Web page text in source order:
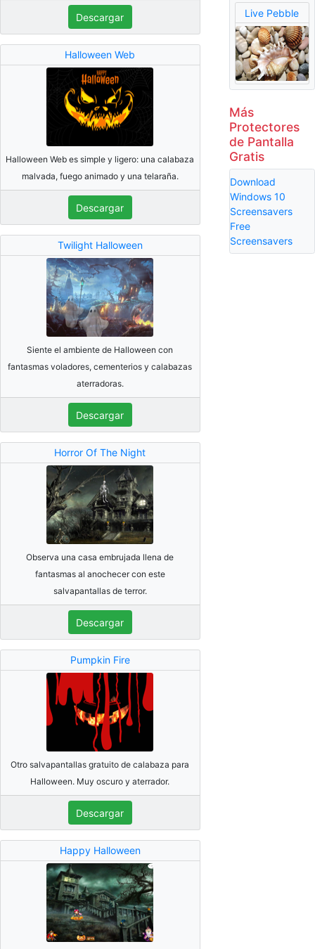
Descargar
Halloween Web
Halloween Web es simple y ligero: una calabaza
malvada, fuego animado y una telaraña.
Descargar
Twilight Halloween
Siente el ambiente de Halloween con
fantasmas voladores, cementerios y calabazas
aterradoras.
Descargar
Horror Of The Night
Observa una casa embrujada llena de
fantasmas al anochecer con este
salvapantallas de terror.
Descargar
Pumpkin Fire
Otro salvapantallas gratuito de calabaza para
Halloween. Muy oscuro y aterrador.
Descargar
Happy Halloween
Live Pebble
Más
Protectores
de Pantalla
Gratis
Download
Windows 10
Screensavers
Free
Screensavers